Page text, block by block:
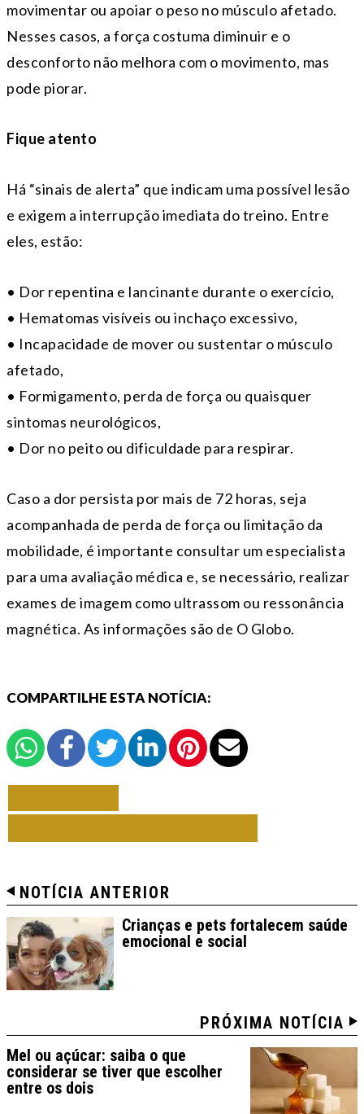
movimentar ou apoiar o peso no músculo afetado.
Nesses casos, a força costuma diminuir e o
desconforto não melhora com o movimento, mas
pode piorar.
Fique atento
Há “sinais de alerta” que indicam uma possível lesão
e exigem a interrupção imediata do treino. Entre
eles, estão:
• Dor repentina e lancinante durante o exercício,
• Hematomas visíveis ou inchaço excessivo,
• Incapacidade de mover ou sustentar o músculo
afetado,
• Formigamento, perda de força ou quaisquer
sintomas neurológicos,
• Dor no peito ou dificuldade para respirar.
Caso a dor persista por mais de 72 horas, seja
acompanhada de perda de força ou limitação da
mobilidade, é importante consultar um especialista
para uma avaliação médica e, se necessário, realizar
exames de imagem como ultrassom ou ressonância
magnética. As informações são de O Globo.
COMPARTILHE ESTA NOTÍCIA:
NOTÍCIA ANTERIOR
Crianças e pets fortalecem saúde
emocional e social
PRÓXIMA NOTÍCIA
Mel ou açúcar: saiba o que
considerar se tiver que escolher
entre os dois